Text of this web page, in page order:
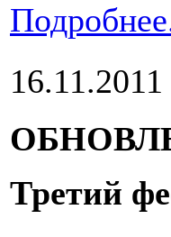
Третий